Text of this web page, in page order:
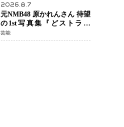
準備整う
2026.8.7
元NMB48 原かれんさん 待望
の1st写真集『どストライ
ク』発売決定 バリで魅せる
25歳の新境地
芸能